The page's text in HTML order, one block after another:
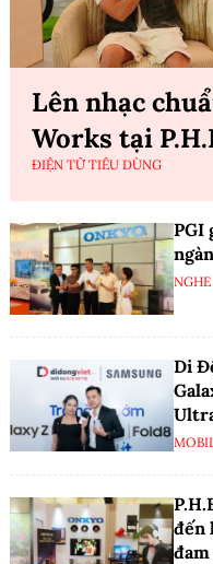
Lên nhạc
Works tại
ĐIỆN TỬ TIÊU DÙNG
PGI
Di
đến